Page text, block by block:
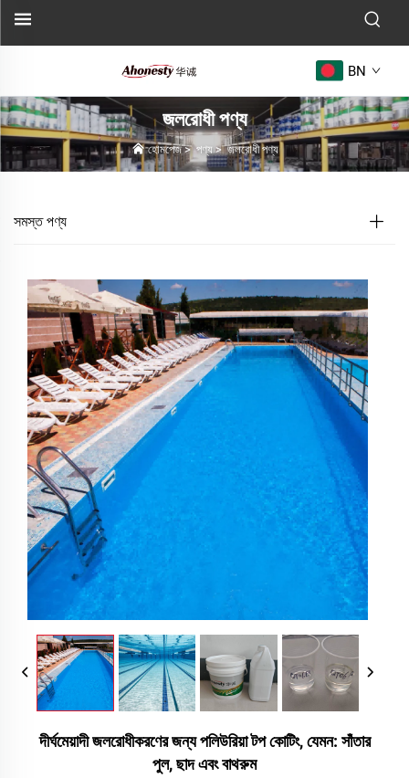
BN
জলরোধী পণ্য
হোমপেজ>পণ্য>জলরোধী পণ্য
সমস্ত পণ্য
দীর্ঘমেয়াদী জলরোধীকরণের জন্য পলিউরিয়া টপ কোটিং, যেমন: সাঁতার
পুল, ছাদ এবং বাথরুম